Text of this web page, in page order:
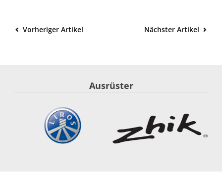
Vorheriger Artikel Nächster Artikel
Ausrüster